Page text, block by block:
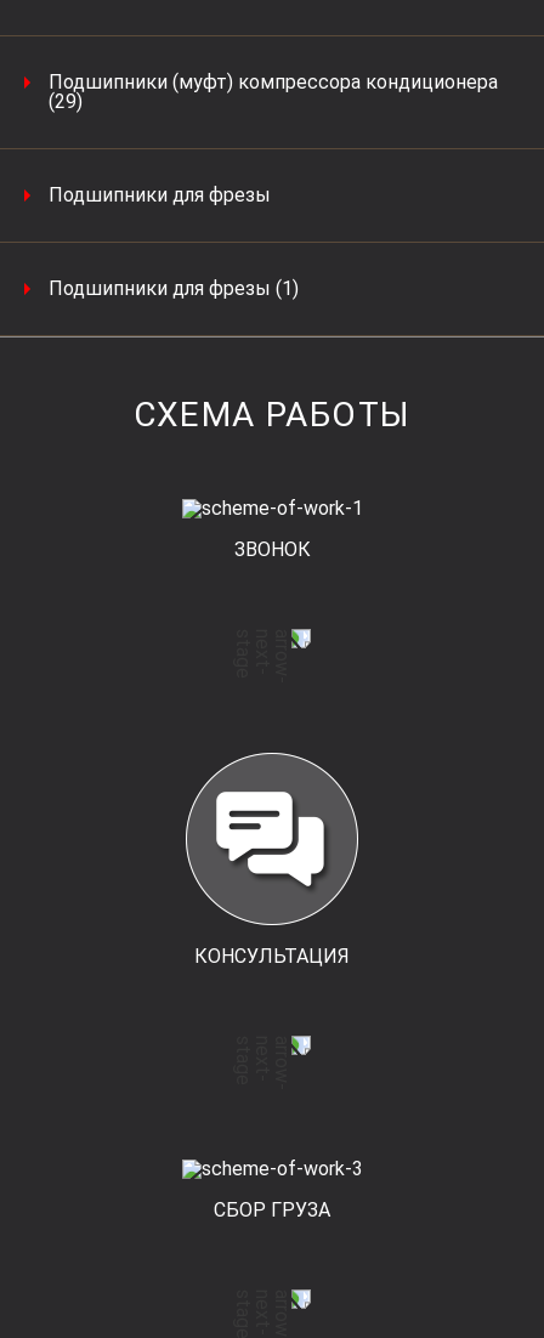
Подшипники (муфт) компрессора кондиционера
(29)
Подшипники для фрезы
Подшипники для фрезы (1)
СХЕМА РАБОТЫ
ЗВОНОК
КОНСУЛЬТАЦИЯ
СБОР ГРУЗА